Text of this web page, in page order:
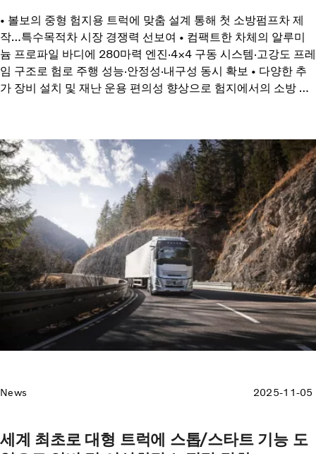
• 볼보의 중형 험지용 트럭에 맞춤 설계 통해 첫 소방펌프차 제
작…특수목적차 시장 경쟁력 선보여 • 컴팩트한 차체의 알루미
늄 프로파일 바디에 280마력 엔진·4×4 구동 시스템·고강도 프레
임 구조로 험로 주행 성능·안정성·내구성 동시 확보 • 다양한 추
가 장비 설치 및 재난 운용 편의성 향상으로 험지에서의 소방 대
News 2025-11-05
세계 최초로 대형 트럭에 스톱/스타트 기능 도